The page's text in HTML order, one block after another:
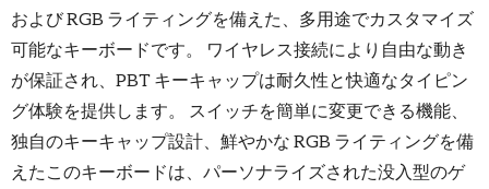
および RGB ライティングを備えた、多用途でカスタマイズ
可能なキーボードです。 ワイヤレス接続により自由な動き
が保証され、PBT キーキャップは耐久性と快適なタイピン
グ体験を提供します。 スイッチを簡単に変更できる機能、
独自のキーキャップ設計、鮮やかな RGB ライティングを備
えたこのキーボードは、パーソナライズされた没入型のゲ